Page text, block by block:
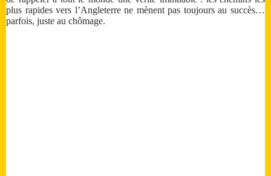
plus rapides vers l’Angleterre ne mènent pas toujours au succès…
parfois, juste au chômage.